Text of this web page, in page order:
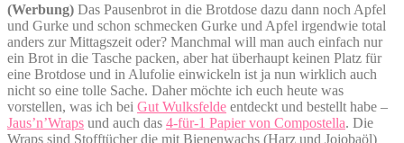
(Werbung) Das Pausenbrot in die Brotdose dazu dann noch Apfel
und Gurke und schon schmecken Gurke und Apfel irgendwie total
anders zur Mittagszeit oder? Manchmal will man auch einfach nur
ein Brot in die Tasche packen, aber hat überhaupt keinen Platz für
eine Brotdose und in Alufolie einwickeln ist ja nun wirklich auch
nicht so eine tolle Sache. Daher möchte ich euch heute was
vorstellen, was ich bei Gut Wulksfelde entdeckt und bestellt habe –
Jaus’n’Wraps und auch das 4-für-1 Papier von Compostella. Die
Wraps sind Stofftücher die mit Bienenwachs (Harz und Jojobaöl)